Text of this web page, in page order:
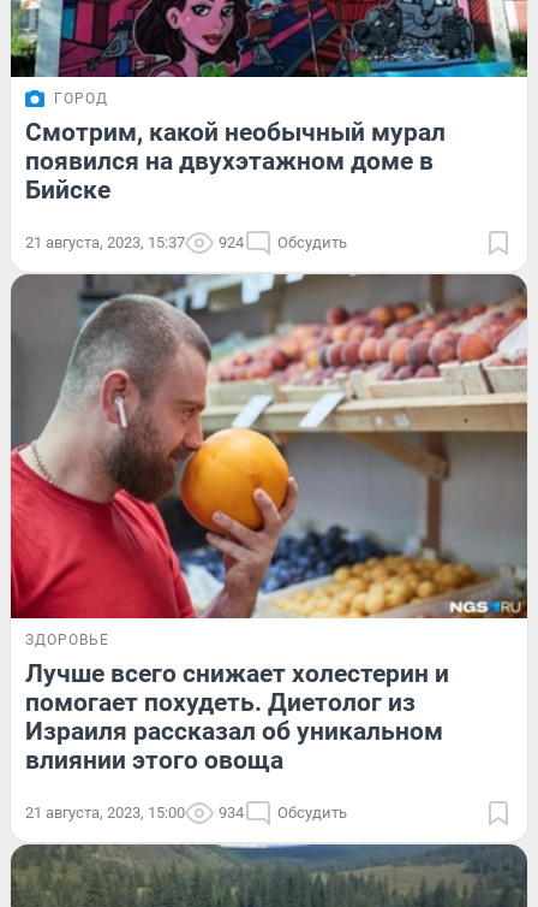
ГОРОД
Смотрим, какой необычный мурал
появился на двухэтажном доме в
Бийске
21 августа, 2023, 15:37 924 Обсудить
ЗДОРОВЬЕ
Лучше всего снижает холестерин и
помогает похудеть. Диетолог из
Израиля рассказал об уникальном
влиянии этого овоща
21 августа, 2023, 15:00 934 Обсудить